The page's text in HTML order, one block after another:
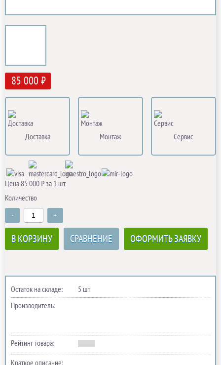
85 000 ₽
Доставка Монтаж Сервис
Цена 85 000 ₽ за 1 шт
Количество
- +
В КОРЗИНУ СРАВНЕНИЕ ОФОРМИТЬ ЗАЯВКУ
Остаток на складе:
5 шт
Производитель:
Рейтинг товара:
Краткое описание: